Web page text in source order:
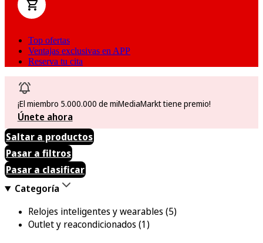
Top ofertas
Ventajas exclusivas en APP
Reserva tu cita
¡El miembro 5.000.000 de miMediaMarkt tiene premio!
Únete ahora
Saltar a productos
Pasar a filtros
Pasar a clasificar
Categoría
Relojes inteligentes y wearables (5)
Outlet y reacondicionados (1)